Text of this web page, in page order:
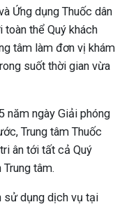
Ứng dụng Thuốc dân
thể Quý khách
tâm làm đơn vị khám
suốt thời gian vừa
năm ngày Giải phóng
Trung tâm Thuốc
ân tới tất cả Quý
tâm.
sử dụng dịch vụ tại